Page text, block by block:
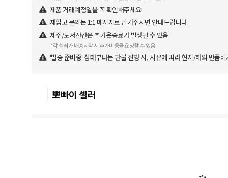
제품 거래예정일을 꼭 확인해주세요!
재입고 문의는 1:1 메시지로 남겨주시면 안내드립니다.
제주/도서산간은 추가운송료가 발생될 수 있음
*각 셀러가 배송시작 시 추가비용을 요청할 수 있음
'발송 준비중' 상태부터는 환불 진행 시, 사유에 따라 현지/해외 반품
뽀빠이 셀러